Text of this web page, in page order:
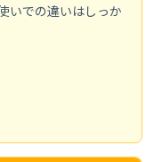
いでの違いはしっか